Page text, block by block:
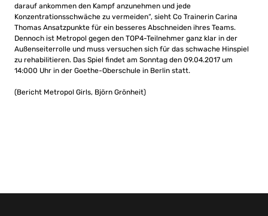
darauf ankommen den Kampf anzunehmen und jede
Konzentrationsschwäche zu vermeiden“, sieht Co Trainerin Carina
Thomas Ansatzpunkte für ein besseres Abschneiden ihres Teams.
Dennoch ist Metropol gegen den TOP4-Teilnehmer ganz klar in der
Außenseiterrolle und muss versuchen sich für das schwache Hinspiel
zu rehabilitieren. Das Spiel findet am Sonntag den 09.04.2017 um
14:000 Uhr in der Goethe-Oberschule in Berlin statt.
(Bericht Metropol Girls, Björn Grönheit)